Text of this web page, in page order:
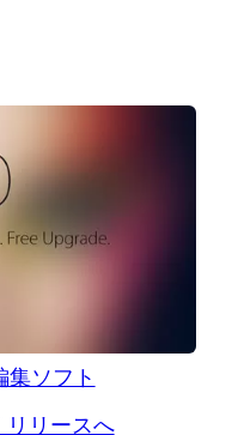
ソフト
リースへ